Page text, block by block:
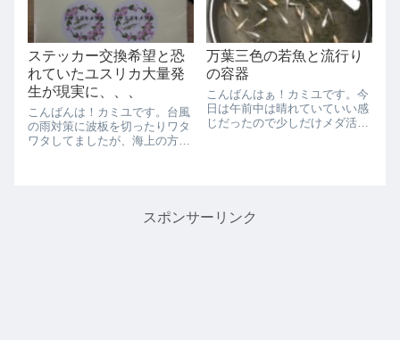
ステッカー交換希望と恐
れていたユスリカ大量発
生が現実に、、、
こんばんは！カミユです。台風
の雨対策に波板を切ったりワタ
ワタしてましたが、海上の方へ
ステッカー交換して頂ける方募
万葉三色の若魚と流行り
の容器
こんばんはぁ！カミユです。今
日は午前中は晴れていていい感
じだったので少しだけメダ活出
スポンサーリンク